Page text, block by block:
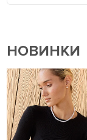
НОВИНКИ